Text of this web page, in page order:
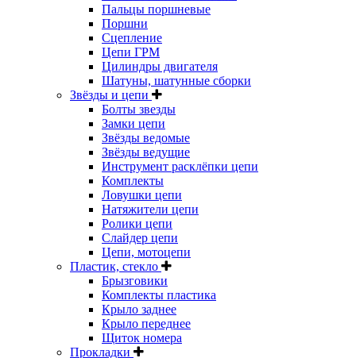
Пальцы поршневые
Поршни
Сцепление
Цепи ГРМ
Цилиндры двигателя
Шатуны, шатунные сборки
Звёзды и цепи
Болты звезды
Замки цепи
Звёзды ведомые
Звёзды ведущие
Инструмент расклёпки цепи
Комплекты
Ловушки цепи
Натяжители цепи
Ролики цепи
Слайдер цепи
Цепи, мотоцепи
Пластик, стекло
Брызговики
Комплекты пластика
Крыло заднее
Крыло переднее
Щиток номера
Прокладки